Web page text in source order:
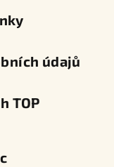
údajů
TOP